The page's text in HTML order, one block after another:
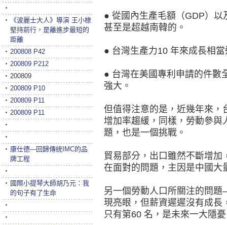
● 從國內生產毛額（GDP）
甚至是超越南韓的。
● 台灣生產力10 年來成長相
● 台灣在美國專利申請的件數
強大。
但值得注意的是，近幾年來，
增加率趨緩，同樣，勞動參與
題，也是一個挑戰。
貿易部分，出口雖然不斷增
在面對的問題，主因是中國大
另一個勞動人口所關注的問
現亮眼，但薪資遲遲沒有成長
只有第60 名，是未來一大隱
‧
‧
《波麗士大人》導演 王小棣
堅持前行，是離進步最短的
距離
‧ 200808 P42
‧ 200809 P212
‧ 200809
‧ 200809 P10
‧ 200809 P11
‧ 200809 P11
‧
‧
‧ 康仕德---回歸傳統IMC的品
牌工程
‧
‧ 國際小提琴大師胡乃元：我
的句子有了生命
‧
‧